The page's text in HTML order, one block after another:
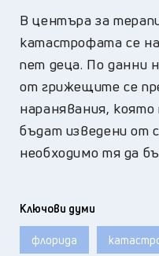
В центъра за
катастрофата се
пет деца. По данни
от грижещите се
наранявания,
бъдат изведени от
необходимо тя да
Ключови думи
флорида